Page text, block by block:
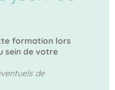
formation lors
sein de votre
de